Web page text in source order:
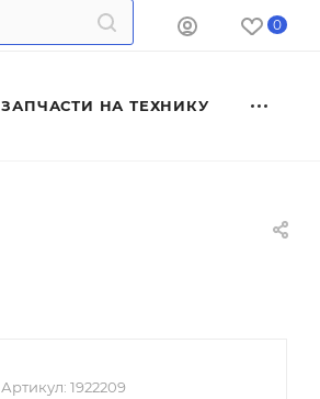
0
ЗАПЧАСТИ НА ТЕХНИКУ
Артикул: 1922209